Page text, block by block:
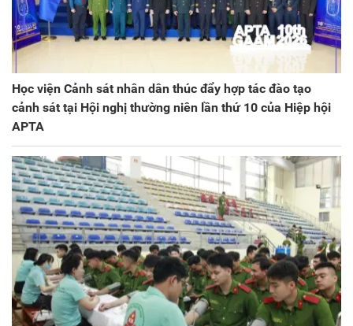
Học viện Cảnh sát nhân dân thúc đẩy hợp tác đào tạo
cảnh sát tại Hội nghị thường niên lần thứ 10 của Hiệp hội
APTA